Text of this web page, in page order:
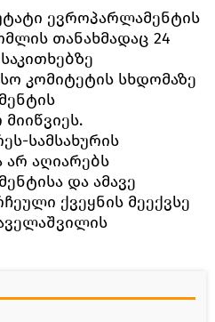
ევროპარლამენტის
თანახმადაც 24
კომიტეტის სხდომაზე
სამსახურის
არ აღიარებს
და ამავე
ქვეყნის მეექვსე